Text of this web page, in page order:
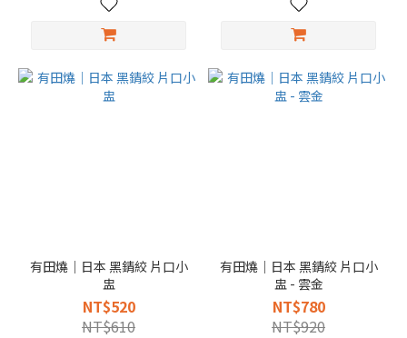
有田燒｜日本 黑錆絞 片口小
盅
NT$520
NT$610
有田燒｜日本 黑錆絞 片口小
盅 - 雲金
NT$780
NT$920